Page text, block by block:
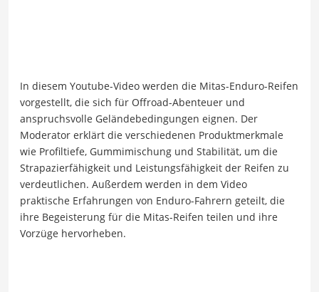
In diesem Youtube-Video werden die Mitas-Enduro-Reifen
vorgestellt, die sich für Offroad-Abenteuer und
anspruchsvolle Geländebedingungen eignen. Der
Moderator erklärt die verschiedenen Produktmerkmale
wie Profiltiefe, Gummimischung und Stabilität, um die
Strapazierfähigkeit und Leistungsfähigkeit der Reifen zu
verdeutlichen. Außerdem werden in dem Video
praktische Erfahrungen von Enduro-Fahrern geteilt, die
ihre Begeisterung für die Mitas-Reifen teilen und ihre
Vorzüge hervorheben.